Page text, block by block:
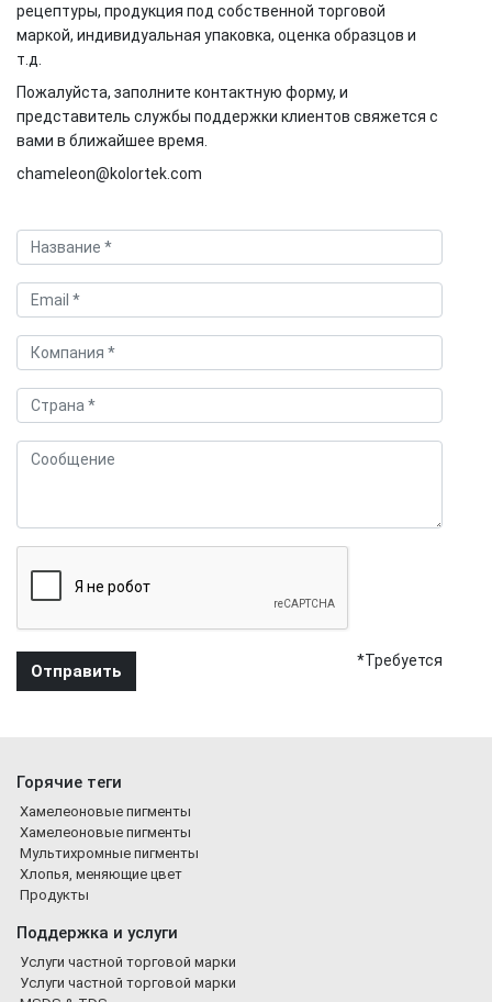
рецептуры, продукция под собственной торговой
маркой, индивидуальная упаковка, оценка образцов и
т.д.
Пожалуйста, заполните контактную форму, и
представитель службы поддержки клиентов свяжется с
вами в ближайшее время.
chameleon@kolortek.com
*Требуется
Горячие теги
Хамелеоновые пигменты
Хамелеоновые пигменты
Мультихромные пигменты
Хлопья, меняющие цвет
Продукты
Поддержка и услуги
Услуги частной торговой марки
Услуги частной торговой марки